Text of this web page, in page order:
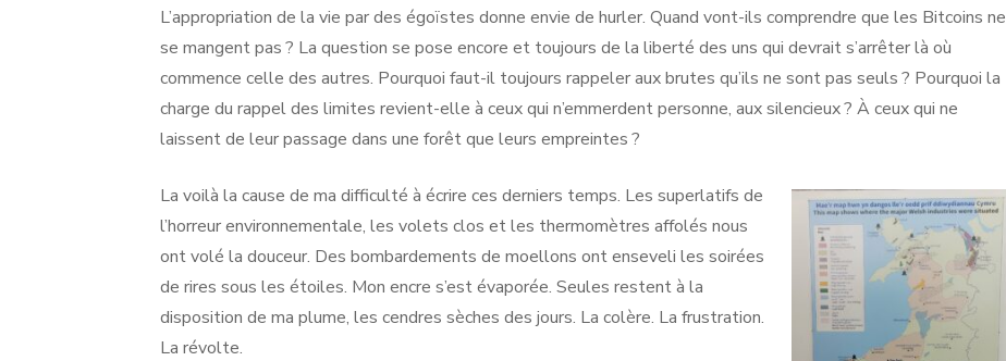
L’appropriation de la vie par des égoïstes donne envie de hurler. Quand vont-ils comprendre que les Bitcoins ne
se mangent pas ? La question se pose encore et toujours de la liberté des uns qui devrait s’arrêter là où
commence celle des autres. Pourquoi faut-il toujours rappeler aux brutes qu’ils ne sont pas seuls ? Pourquoi la
charge du rappel des limites revient-elle à ceux qui n’emmerdent personne, aux silencieux ? À ceux qui ne
laissent de leur passage dans une forêt que leurs empreintes ?
La voilà la cause de ma difficulté à écrire ces derniers temps. Les superlatifs de
l’horreur environnementale, les volets clos et les thermomètres affolés nous
ont volé la douceur. Des bombardements de moellons ont enseveli les soirées
de rires sous les étoiles. Mon encre s’est évaporée. Seules restent à la
disposition de ma plume, les cendres sèches des jours. La colère. La frustration.
La révolte.